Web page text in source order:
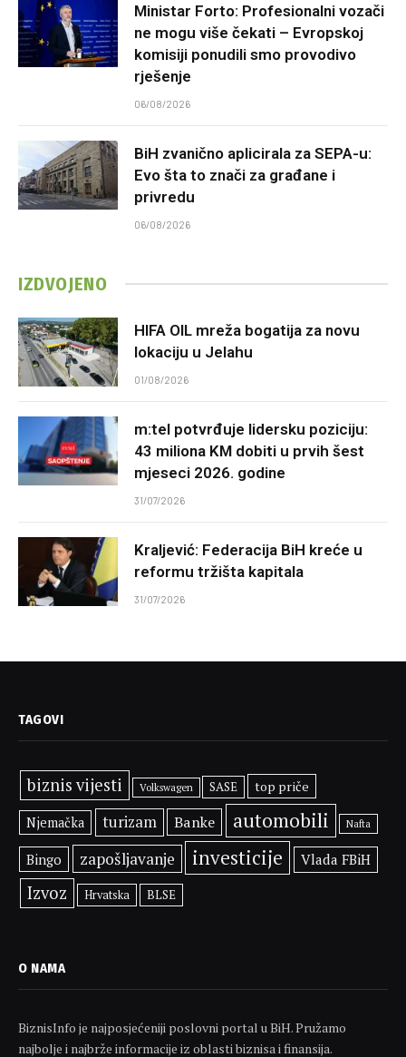
Ministar Forto: Profesionalni vozači
ne mogu više čekati – Evropskoj
komisiji ponudili smo provodivo
rješenje
06/08/2026
BiH zvanično aplicirala za SEPA-u:
Evo šta to znači za građane i
privredu
06/08/2026
IZDVOJENO
HIFA OIL mreža bogatija za novu
lokaciju u Jelahu
01/08/2026
m:tel potvrđuje lidersku poziciju:
43 miliona KM dobiti u prvih šest
mjeseci 2026. godine
31/07/2026
Kraljević: Federacija BiH kreće u
reformu tržišta kapitala
31/07/2026
TAGOVI
biznis vijesti Volkswagen SASE top priče
Njemačka turizam Banke automobili Nafta
Bingo zapošljavanje investicije Vlada FBiH
Izvoz Hrvatska BLSE
O NAMA
BiznisInfo je najposjećeniji poslovni portal u BiH. Pružamo
najbolje i najbrže informacije iz oblasti biznisa i finansija.